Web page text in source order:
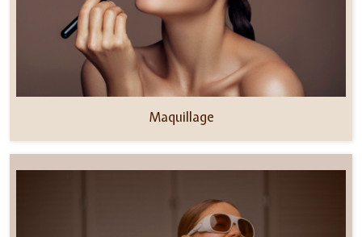
Maquillage